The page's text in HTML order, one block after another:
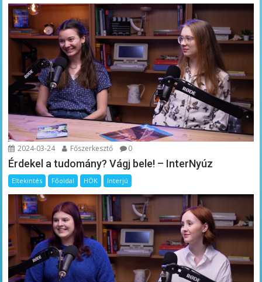
2024-03-24 Főszerkesztő 0
Érdekel a tudomány? Vágj bele! – InterNyúz
Eltekintés Főoldal HÖK Interjú